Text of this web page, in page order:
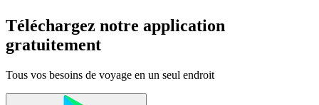
Téléchargez notre application
gratuitement
Tous vos besoins de voyage en un seul endroit